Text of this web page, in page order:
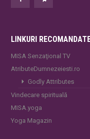
LINKURI
MISA Senzaţional TV
AtributeDumnezeiesti.ro
Godly Attributes
Vindecare spirituală
MISA.yoga
Yoga Magazin